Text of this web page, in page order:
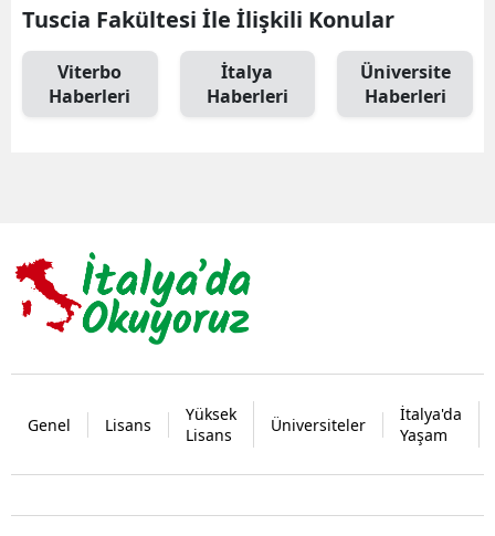
Tuscia Fakültesi İle İlişkili Konular
Viterbo
Haberleri
İtalya
Haberleri
Üniversite
Haberleri
Genel Lisans
Yüksek
Lisans
Üniversiteler
İtalya'da
Yaşam